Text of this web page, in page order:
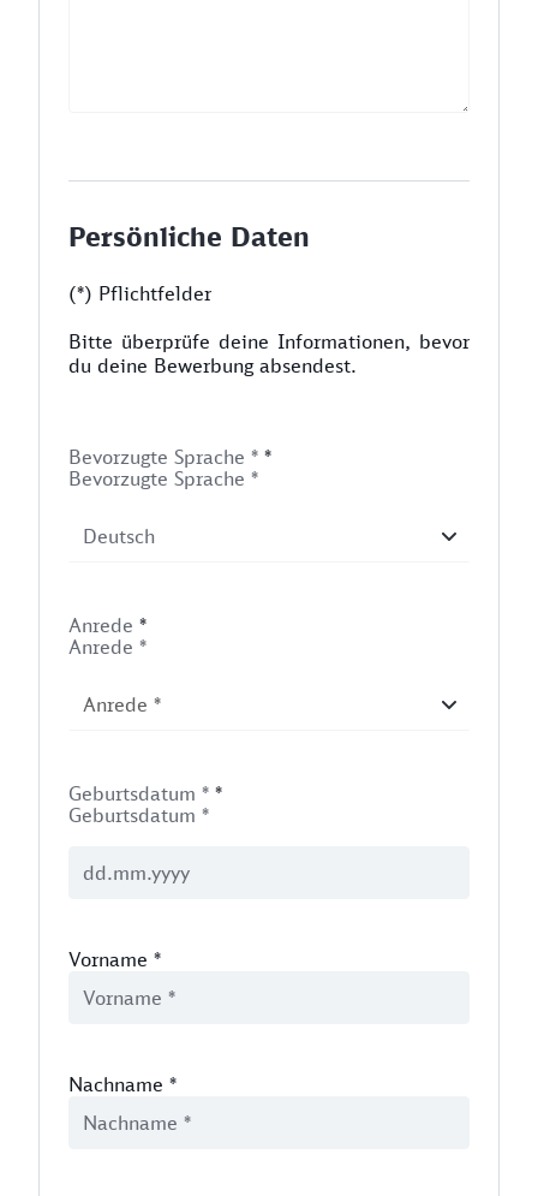
Persönliche Daten
(*) Pflichtfelder
Bitte überprüfe deine Informationen, bevor
du deine Bewerbung absendest.
Bevorzugte Sprache * *
Bevorzugte Sprache *
Anrede *
Anrede *
Geburtsdatum * *
Geburtsdatum *
Vorname *
Nachname *